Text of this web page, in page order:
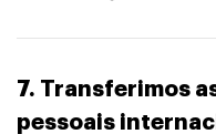
7. Transferimos
pessoais